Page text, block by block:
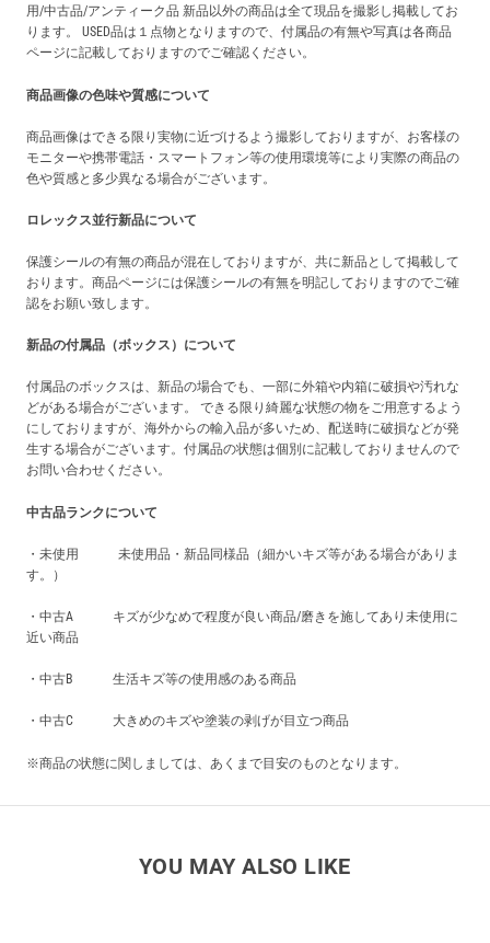
用/中古品/アンティーク品 新品以外の商品は全て現品を撮影し掲載してお
ります。 USED品は１点物となりますので、付属品の有無や写真は各商品
ページに記載しておりますのでご確認ください。
商品画像の色味や質感について
商品画像はできる限り実物に近づけるよう撮影しておりますが、お客様の
モニターや携帯電話・スマートフォン等の使用環境等により実際の商品の
色や質感と多少異なる場合がございます。
ロレックス並行新品について
保護シールの有無の商品が混在しておりますが、共に新品として掲載して
おります。商品ページには保護シールの有無を明記しておりますのでご確
認をお願い致します。
新品の付属品（ボックス）について
付属品のボックスは、新品の場合でも、一部に外箱や内箱に破損や汚れな
どがある場合がございます。 できる限り綺麗な状態の物をご用意するよう
にしておりますが、海外からの輸入品が多いため、配送時に破損などが発
生する場合がございます。付属品の状態は個別に記載しておりませんので
お問い合わせください。
中古品ランクについて
・未使用 未使用品・新品同様品（細かいキズ等がある場合がありま
す。）
・中古A キズが少なめで程度が良い商品/磨きを施してあり未使用に
近い商品
・中古B 生活キズ等の使用感のある商品
・中古C 大きめのキズや塗装の剥げが目立つ商品
※商品の状態に関しましては、あくまで目安のものとなります。
YOU MAY ALSO LIKE